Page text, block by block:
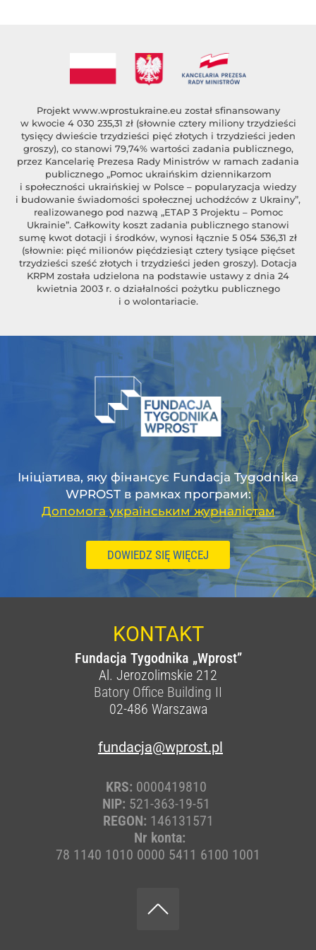
Projekt www.wprostukraine.eu został sfinansowany
w kwocie 4 030 235,31 zł (słownie cztery miliony trzydzieści
tysięcy dwieście trzydzieści pięć złotych i trzydzieści jeden
groszy), co stanowi 79,74% wartości zadania publicznego,
przez Kancelarię Prezesa Rady Ministrów w ramach zadania
publicznego „Pomoc ukraińskim dziennikarzom
i społeczności ukraińskiej w Polsce – popularyzacja wiedzy
i budowanie świadomości społecznej uchodźców z Ukrainy”,
realizowanego pod nazwą „ETAP 3 Projektu – Pomoc
Ukrainie”. Całkowity koszt zadania publicznego stanowi
sumę kwot dotacji i środków, wynosi łącznie 5 054 536,31 zł
(słownie: pięć milionów pięćdziesiąt cztery tysiące pięćset
trzydzieści sześć złotych i trzydzieści jeden groszy). Dotacja
KRPM została udzielona na podstawie ustawy z dnia 24
kwietnia 2003 r. o działalności pożytku publicznego
i o wolontariacie.
Ініціатива, яку фінансує Fundacja Tygodnika
WPROST в рамках програми:
Допомога українським журналістам
DOWIEDZ SIĘ WIĘCEJ
KONTAKT
Fundacja Tygodnika „Wprost”
Al. Jerozolimskie 212
Batory Office Building II
02-486 Warszawa
fundacja@wprost.pl
KRS: 0000419810
NIP: 521-363-19-51
REGON: 146131571
Nr konta:
78 1140 1010 0000 5411 6100 1001